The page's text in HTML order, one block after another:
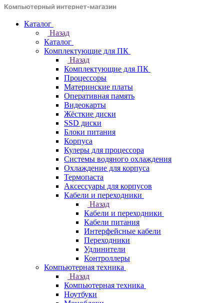
Каталог
Назад
Каталог
Комплектующие для ПК
Назад
Комплектующие для ПК
Процессоры
Материнские платы
Оперативная память
Видеокарты
Жёсткие диски
SSD диски
Блоки питания
Корпуса
Кулеры для процессора
Системы водяного охлаждения
Охлаждение для корпуса
Термопаста
Аксессуары для корпусов
Кабели и переходники
Назад
Кабели и переходники
Кабели питания
Интерфейсные кабели
Переходники
Удлинители
Контроллеры
Компьютерная техника
Назад
Компьютерная техника
Ноутбуки